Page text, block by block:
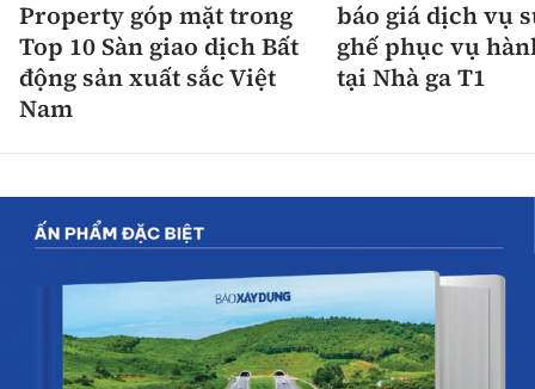
Property góp mặt trong
Top 10 Sàn giao dịch Bất
động sản xuất sắc Việt
Nam
báo giá dịch vụ
ghế phục vụ
tại Nhà ga T1